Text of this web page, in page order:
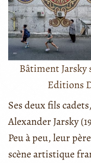
Bâtiment Jarsky
Editions
Ses deux fils
Alexander Jarsky
Peu à peu, leur
scène artistique